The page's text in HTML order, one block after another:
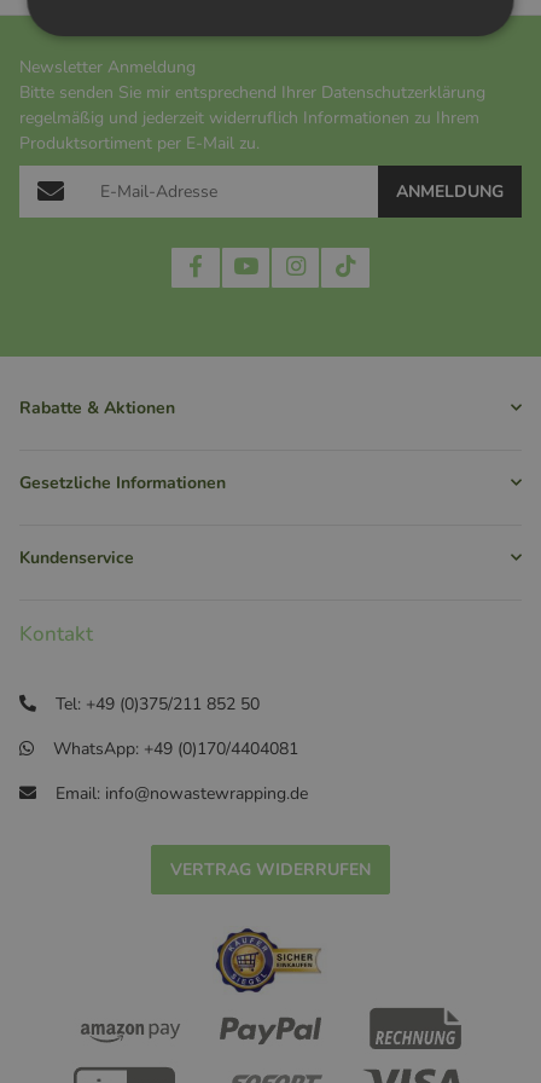
Newsletter Anmeldung
Bitte senden Sie mir entsprechend Ihrer Datenschutzerklärung
regelmäßig und jederzeit widerruflich Informationen zu Ihrem
Produktsortiment per E-Mail zu.
ANMELDUNG
Rabatte & Aktionen
Gesetzliche Informationen
Kundenservice
Kontakt
Tel: +49 (0)375/211 852 50
WhatsApp: +49 (0)170/4404081
Email: info@nowastewrapping.de
VERTRAG WIDERRUFEN